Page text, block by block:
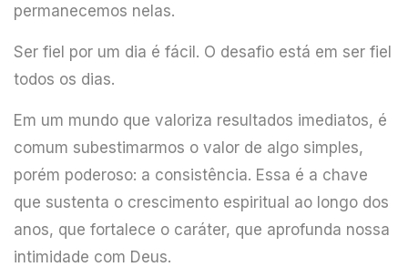
permanecemos nelas.
Ser fiel por um dia é fácil. O desafio está em ser fiel
todos os dias.
Em um mundo que valoriza resultados imediatos, é
comum subestimarmos o valor de algo simples,
porém poderoso: a consistência. Essa é a chave
que sustenta o crescimento espiritual ao longo dos
anos, que fortalece o caráter, que aprofunda nossa
intimidade com Deus.